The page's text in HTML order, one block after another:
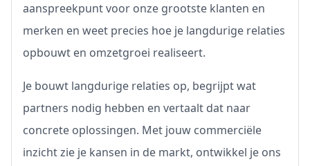
aanspreekpunt voor onze grootste klanten en
merken en weet precies hoe je langdurige relaties
opbouwt en omzetgroei realiseert.
Je bouwt langdurige relaties op, begrijpt wat
partners nodig hebben en vertaalt dat naar
concrete oplossingen. Met jouw commerciële
inzicht zie je kansen in de markt, ontwikkel je ons